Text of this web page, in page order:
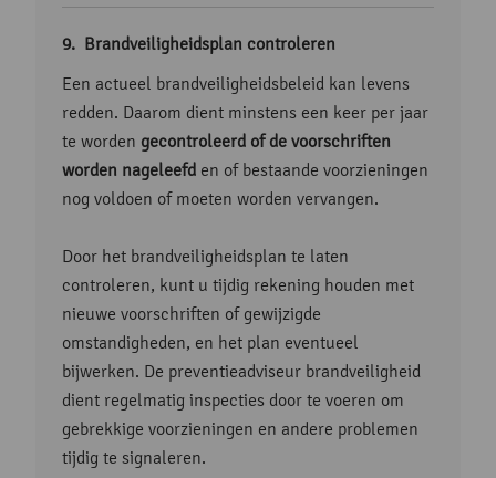
Brandveiligheidsplan controleren
Een actueel brandveiligheidsbeleid kan levens
redden. Daarom dient minstens een keer per jaar
te worden gecontroleerd of de voorschriften
worden nageleefd en of bestaande voorzieningen
nog voldoen of moeten worden vervangen.
Door het brandveiligheidsplan te laten
controleren, kunt u tijdig rekening houden met
nieuwe voorschriften of gewijzigde
omstandigheden, en het plan eventueel
bijwerken. De preventieadviseur brandveiligheid
dient regelmatig inspecties door te voeren om
gebrekkige voorzieningen en andere problemen
tijdig te signaleren.